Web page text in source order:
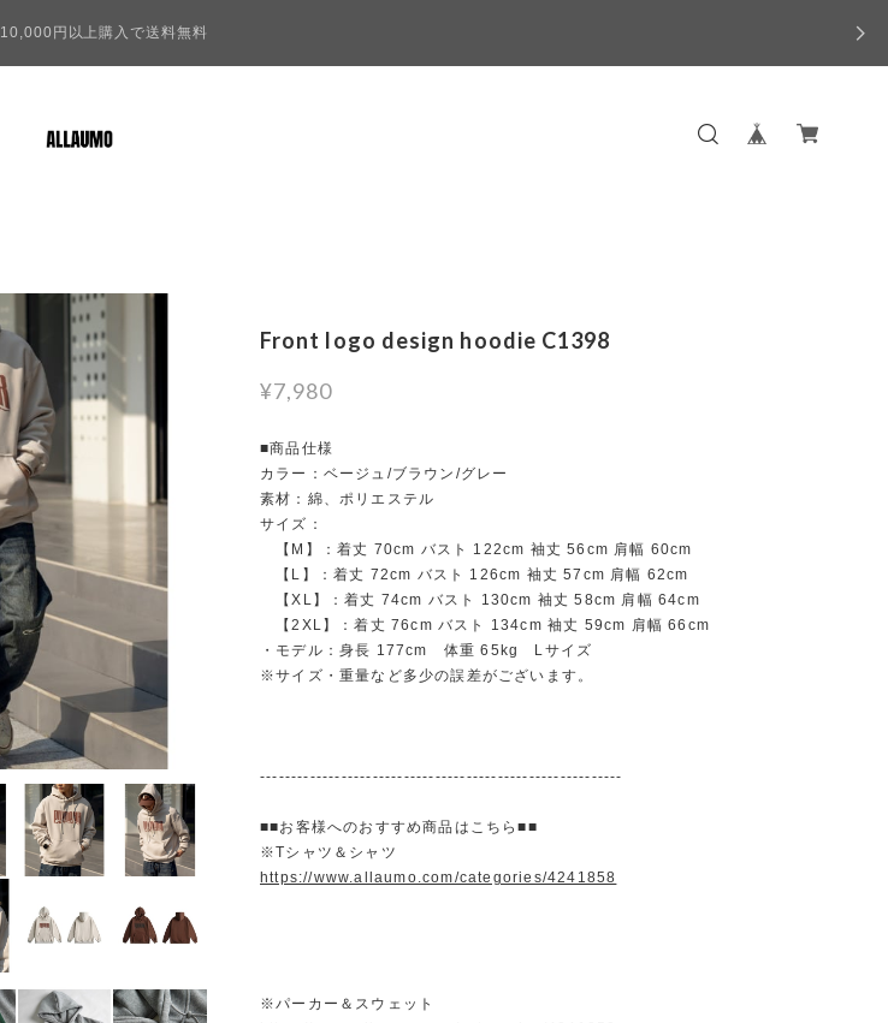
10,000円以上購入で送料無料
Front logo design hoodie C1398
¥7,980
■商品仕様
カラー：ベージュ/ブラウン/グレー
素材：綿、ポリエステル
サイズ：
【M】：着丈 70cm バスト 122cm 袖丈 56cm 肩幅 60cm
【L】：着丈 72cm バスト 126cm 袖丈 57cm 肩幅 62cm
【XL】：着丈 74cm バスト 130cm 袖丈 58cm 肩幅 64cm
【2XL】：着丈 76cm バスト 134cm 袖丈 59cm 肩幅 66cm
・モデル：身長 177cm 体重 65kg Lサイズ
※サイズ・重量など多少の誤差がございます。
----------------------------------------------------------
■■お客様へのおすすめ商品はこちら■■
※Tシャツ＆シャツ
https://www.allaumo.com/categories/4241858
※パーカー＆スウェット